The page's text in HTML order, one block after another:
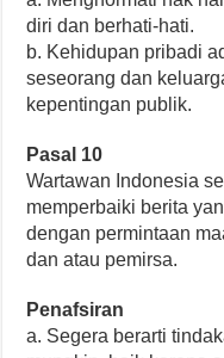
diri dan berhati-hati.
b. Kehidupan pribadi
seseorang dan
kepentingan publik.
Pasal 10
Wartawan Indonesia
memperbaiki berita
dengan permintaan
dan atau pemirsa.
Penafsiran
a. Segera berarti